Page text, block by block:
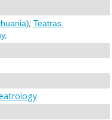
; Teatras.